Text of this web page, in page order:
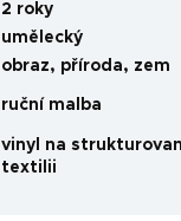
2 roky
umělecký
obraz, příroda, zem
ruční malba
vinyl na
textilii